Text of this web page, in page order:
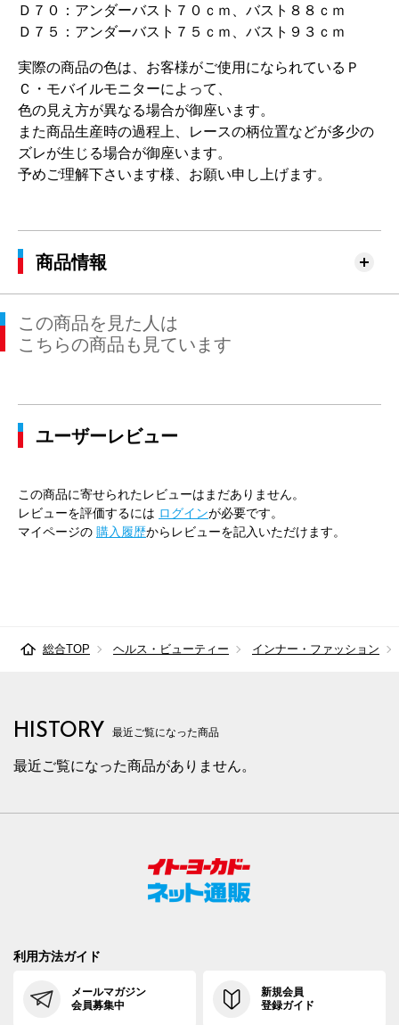
Ｄ７０：アンダーバスト７０ｃｍ、バスト８８ｃｍ
Ｄ７５：アンダーバスト７５ｃｍ、バスト９３ｃｍ
実際の商品の色は、お客様がご使用になられているＰ
Ｃ・モバイルモニターによって、
色の見え方が異なる場合が御座います。
また商品生産時の過程上、レースの柄位置などが多少の
ズレが生じる場合が御座います。
予めご理解下さいます様、お願い申し上げます。
商品情報
この商品を見た人は
こちらの商品も見ています
ユーザーレビュー
この商品に寄せられたレビューはまだありません。
レビューを評価するには ログインが必要です。
マイページの 購入履歴からレビューを記入いただけます。
総合TOP ヘルス・ビューティー インナー・ファッション
HISTORY 最近ご覧になった商品
最近ご覧になった商品がありません。
利用方法ガイド
メールマガジン
会員募集中
新規会員
登録ガイド